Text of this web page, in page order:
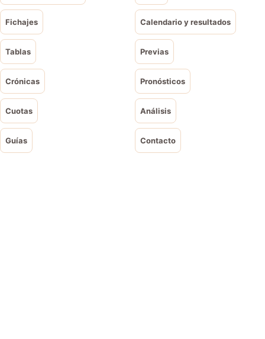
Fichajes Calendario y resultados
Tablas Previas
Crónicas Pronósticos
Cuotas Análisis
Guías Contacto